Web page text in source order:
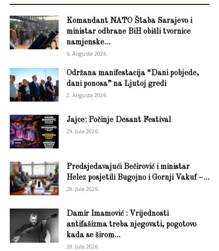
Komandant NATO Štaba Sarajevo i
ministar odbrane BiH obišli tvornice
namjenske...
6. Augusta 2026.
Održana manifestacija “Dani pobjede,
dani ponosa” na Ljutoj gredi
2. Augusta 2026.
Jajce: Počinje Desant Festival
29. Jula 2026.
Predsjedavajući Bečirović i ministar
Helez posjetili Bugojno i Gornji Vakuf –...
28. Jula 2026.
Damir Imamović : Vrijednosti
antifašizma treba njegovati, pogotovo
kada se širom...
28. Jula 2026.